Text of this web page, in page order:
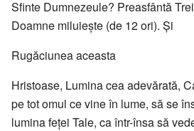
Sfinte Dumnezeule? Preasfântă
Doamne miluieşte (de 12 ori). Şi
Rugăciunea aceasta
Hristoase, Lumina cea adevărată,
pe tot omul ce vine în lume, să se
lumina feţei Tale, ca într-însa să